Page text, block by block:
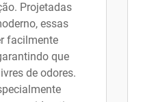
Projetadas
essas
facilmente
que
de odores.